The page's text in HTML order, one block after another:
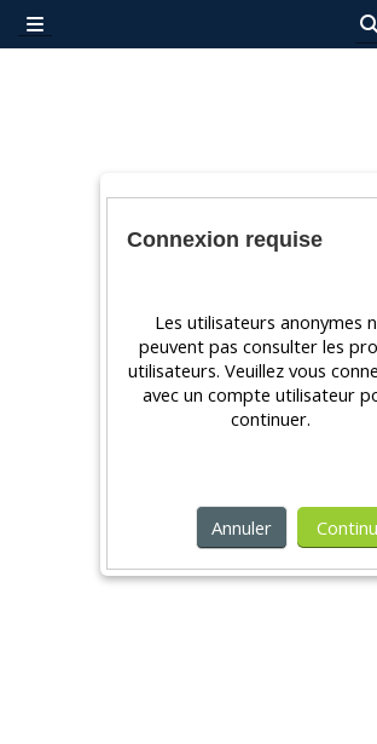
Passer au contenu principal
Panneau latéral
Connexion requise
Les utilisateurs anonymes
peuvent pas consulter les
utilisateurs. Veuillez vous
avec un compte utilisateur
continuer.
Annuler